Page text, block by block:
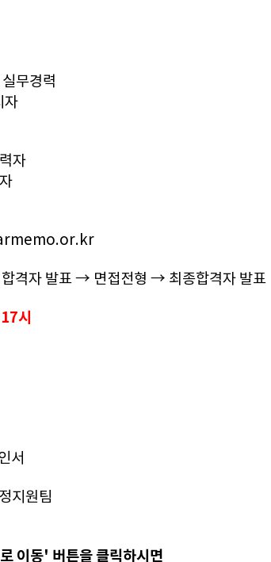
무경력
자
자
격자 발표 → 면접전형 →​ 최종합격자 발표
시
서
지원팀
이동' 버튼을 클릭하시면